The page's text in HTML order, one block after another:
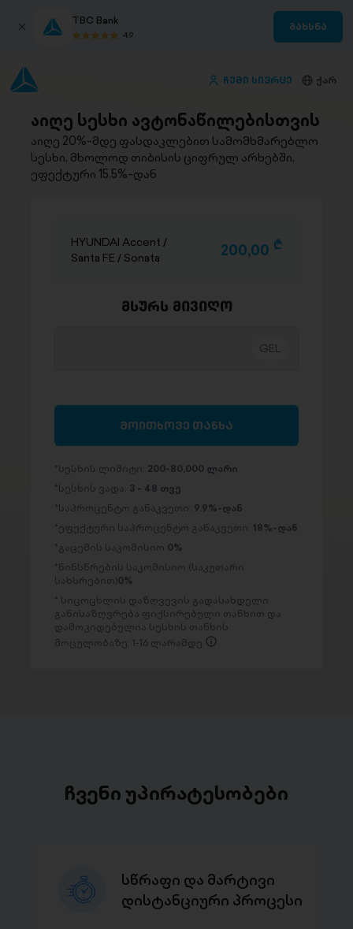
TBC Bank
4.9
გახსნა
ჩემი სივრცე ქარ
აიღე სესხი ავტონაწილებისთვის
აიღე 20%-მდე ფასდაკლებით სამომხმარებლო
სესხი, მხოლოდ თიბისის ციფრულ არხებში,
ეფექტური 15.5%-დან
HYUNDAI Accent /
Santa FE / Sonata
200,00 D
მსურს მივიღო
მოითხოვე თანხა
სესხის ლიმიტი: 200-80,000 ლარი
სესხის ვადა: 3 - 48 თვე
საპროცენტო განაკვეთი: 9.9%-დან
ეფექტური საპროცენტო განაკვეთი: 18%-დან
გაცემის საკომისიო 0%
წინსწრების საკომისიო (საკუთარი
სახსრებით)0%
სიცოცხლის დაზღვევის გადასახდელი
განისაზღვრება ფიქსირებული თანხით და
დამოკიდებულია სესხის თანხის
მოცულობაზე: 1-16 ლარამდე
ჩვენი უპირატესობები
სწრაფი და მარტივი
დისტანციური პროცესი